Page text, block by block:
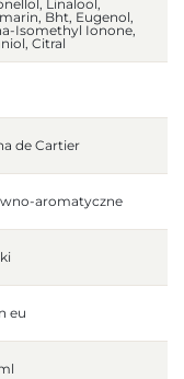
Linalool,
Bht, Eugenol,
Isomethyl Ionone,
Citral
de Cartier
aromatyczne
eu